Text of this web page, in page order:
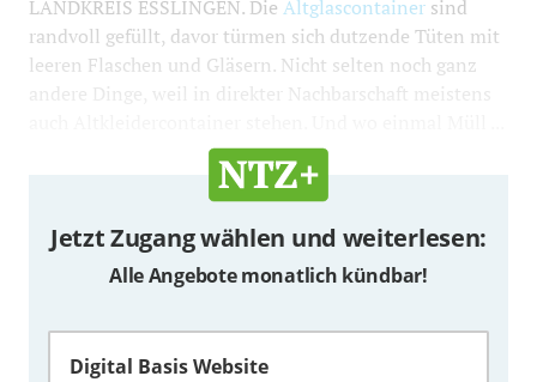
LANDKREIS ESSLINGEN. Die Altglascontainer sind
randvoll gefüllt, davor türmen sich dutzende Tüten mit
leeren Flaschen und Gläsern. Nicht selten noch ganz
andere Dinge, weil in direkter Nachbarschaft meistens
Jetzt Zugang wählen und weiterlesen:
Alle Angebote monatlich kündbar!
Digital Basis Website